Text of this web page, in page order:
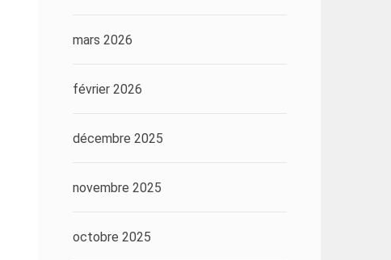
mars 2026
février 2026
décembre 2025
novembre 2025
octobre 2025